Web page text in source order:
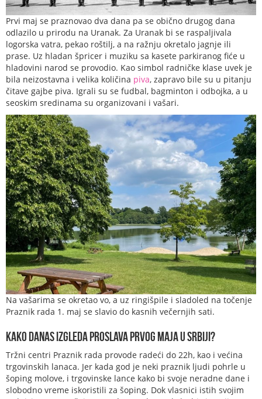
Prvi maj se praznovao dva dana pa se obično drugog dana
odlazilo u prirodu na Uranak. Za Uranak bi se raspaljivala
logorska vatra, pekao roštilj, a na ražnju okretalo jagnje ili
prase. Uz hladan špricer i muziku sa kasete parkiranog fiće u
hladovini narod se provodio. Kao simbol radničke klase uvek je
bila neizostavna i velika količina piva, zapravo bile su u pitanju
čitave gajbe piva. Igrali su se fudbal, bagminton i odbojka, a u
seoskim sredinama su organizovani i vašari.
Na vašarima se okretao vo, a uz ringišpile i sladoled na točenje
Praznik rada 1. maj se slavio do kasnih večernjih sati.
Kako danas izgleda proslava Prvog maja u Srbiji?
Tržni centri Praznik rada provode radeći do 22h, kao i većina
trgovinskih lanaca. Jer kada god je neki praznik ljudi pohrle u
šoping molove, i trgovinske lance kako bi svoje neradne dane i
slobodno vreme iskoristili za šoping. Dok vlasnici istih svojim